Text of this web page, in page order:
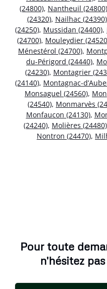
(24800), Nantheuil (24800)
(24320), Nailhac (24390)
(24250), Mussidan (24400),
(24700), Mouleydier
Ménestérol (24700),
du-Périgord (24440),
(24230), Montagrier
(24140), Montagnac-
Monsaguel (24560),
(24540), Monmarvès
Monfaucon (24130),
(24240), Molières (24480)
Nontron (24470),
Pour toute
n'hésitez